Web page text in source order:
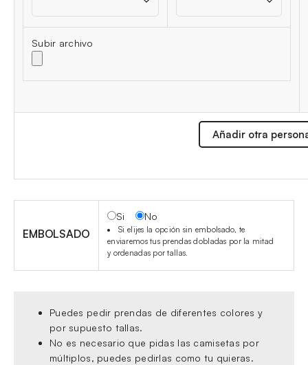
Subir archivo
Añadir otra
EMBOLSADO
Si No
Si elijes la opción sin embolsado, te
enviaremos tus prendas dobladas por la mitad
y ordenadas por tallas.
Puedes pedir prendas de diferentes colores y
por supuesto tallas.
No es necesario que pidas las camisetas por
múltiplos, puedes pedirlas como tu quieras.